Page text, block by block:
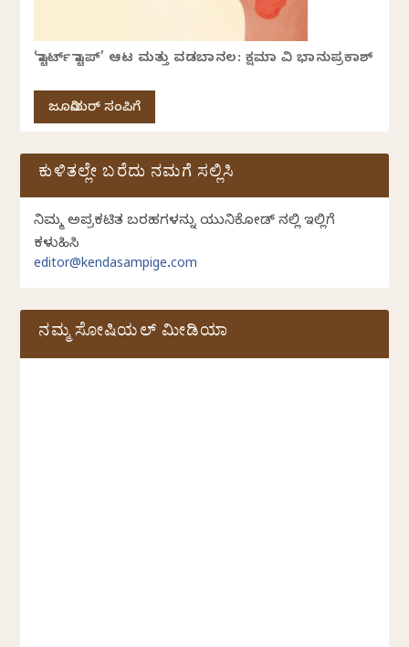
‘ಸ್ಟಾರ್ಟ್ ಸ್ಟಾಪ್’ ಆಟ ಮತ್ತು ವಡಬಾನಲ: ಕ್ಷಮಾ ವಿ ಭಾನುಪ್ರಕಾಶ್
ಜೂನಿಯರ್ ಸಂಪಿಗೆ
ಕುಳಿತಲ್ಲೇ ಬರೆದು ನಮಗೆ ಸಲ್ಲಿಸಿ
ನಿಮ್ಮ ಅಪ್ರಕಟಿತ ಬರಹಗಳನ್ನು ಯುನಿಕೋಡ್ ನಲ್ಲಿ ಇಲ್ಲಿಗೆ
ಕಳುಹಿಸಿ
editor@kendasampige.com
ನಮ್ಮ ಸೋಷಿಯಲ್‌ ಮೀಡಿಯಾ